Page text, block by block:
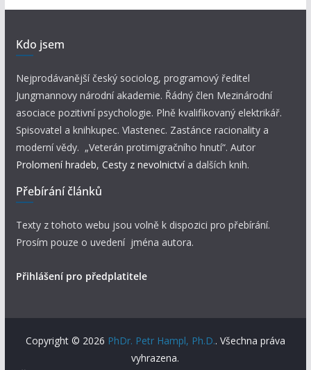
Kdo jsem
Nejprodávanější český sociolog, programový ředitel
Jungmannovy národní akademie. Řádný člen Mezinárodní
asociace pozitivní psychologie. Plně kvalifikovaný elektrikář.
Spisovatel a knihkupec. Vlastenec. Zastánce racionality a
moderní vědy. „Veterán protimigračního hnutí“. Autor
Prolomení hradeb, Cesty z nevolnictví a dalších knih.
Přebírání článků
Texty z tohoto webu jsou volně k dispozici pro přebírání.
Prosím pouze o uvedení jména autora.
Přihlášení pro předplatitele
Copyright © 2026 PhDr. Petr Hampl, Ph.D.. Všechna práva
vyhrazena.